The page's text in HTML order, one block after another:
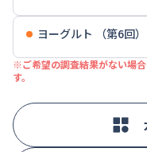
ヨーグルト （第6回）
※ご希望の調査結果がない場
す。